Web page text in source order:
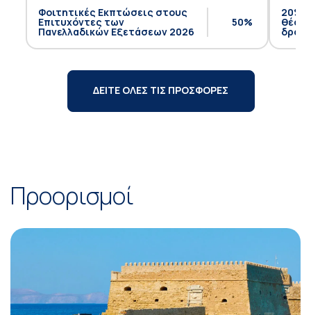
Φοιτητικές Εκπτώσεις στους
Επιτυχόντες των
Πανελλαδικών Εξετάσεων 2026
50%
20%
θέση
ΔΕΙΤΕ ΟΛΕΣ ΤΙΣ ΠΡΟΣΦΟΡΕΣ
Προορισμοί